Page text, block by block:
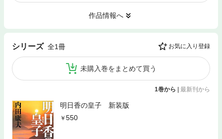
作品情報へ
シリーズ 全1冊 お気に入り登録
未購入巻をまとめて買う
1巻から | 最新刊から
明日香の皇子 新装版
550